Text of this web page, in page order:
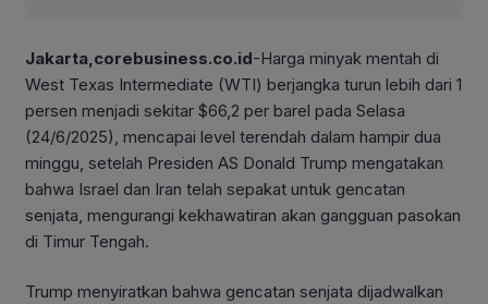
Jakarta,corebusiness.co.id-Harga minyak mentah di
West Texas Intermediate (WTI) berjangka turun lebih dari 1
persen menjadi sekitar $66,2 per barel pada Selasa
(24/6/2025), mencapai level terendah dalam hampir dua
minggu, setelah Presiden AS Donald Trump mengatakan
bahwa Israel dan Iran telah sepakat untuk gencatan
senjata, mengurangi kekhawatiran akan gangguan pasokan
di Timur Tengah.
Trump menyiratkan bahwa gencatan senjata dijadwalkan